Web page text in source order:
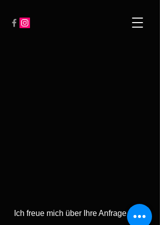
Ich freue mich über Ihre Anfrage unter